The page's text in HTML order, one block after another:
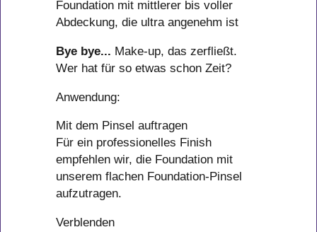
Foundation mit mittlerer bis voller
Abdeckung, die ultra angenehm ist
Bye bye... Make-up, das zerfließt.
Wer hat für so etwas schon Zeit?
Anwendung:
Mit dem Pinsel auftragen
Für ein professionelles Finish
empfehlen wir, die Foundation mit
unserem flachen Foundation-Pinsel
aufzutragen.
Verblenden